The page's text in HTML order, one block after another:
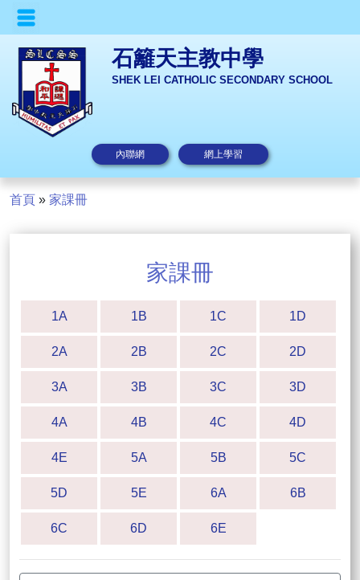
石籬天主教中學
SHEK LEI CATHOLIC SECONDARY SCHOOL
內聯網 網上學習
首頁 » 家課冊
家課冊
1A 1B 1C 1D
2A 2B 2C 2D
3A 3B 3C 3D
4A 4B 4C 4D
4E 5A 5B 5C
5D 5E 6A 6B
6C 6D 6E